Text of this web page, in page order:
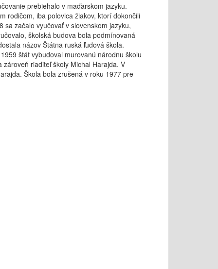
prebiehalo v maďarskom jazyku.
rodičom, iba polovica žiakov, ktorí dokončili
začalo vyučovať v slovenskom jazyku,
školská budova bola podmínovaná
názov Štátna ruská ľudová škola.
štát vybudoval murovanú národnu školu
riaditeľ školy Michal Harajda. V
Škola bola zrušená v roku 1977 pre